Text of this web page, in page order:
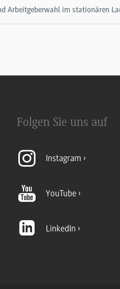
Arbeitgeberwahl im stationären
Folgen Sie uns auf
Instagram
YouTube
LinkedIn